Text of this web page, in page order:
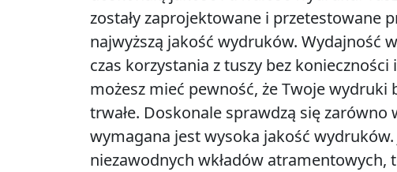
zostały zaprojektowane i przetestowane
najwyższą jakość wydruków. Wydajność
czas korzystania z tuszy bez
możesz mieć pewność, że Twoje
trwałe. Doskonale sprawdzą się
wymagana jest wysoka jakość wydruków.
niezawodnych wkładów atramentowych,